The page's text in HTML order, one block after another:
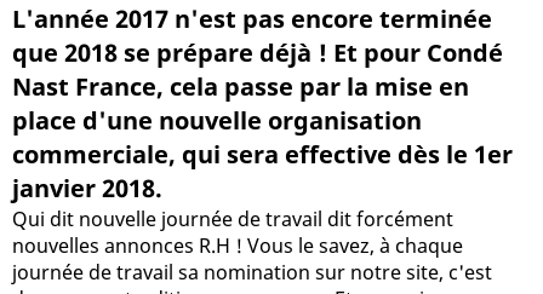
L'année 2017 n'est pas encore terminée
que 2018 se prépare déjà ! Et pour Condé
Nast France, cela passe par la mise en
place d'une nouvelle organisation
commerciale, qui sera effective dès le 1er
janvier 2018.
Qui dit nouvelle journée de travail dit forcément
nouvelles annonces R.H ! Vous le savez, à chaque
journée de travail sa nomination sur notre site, c'est